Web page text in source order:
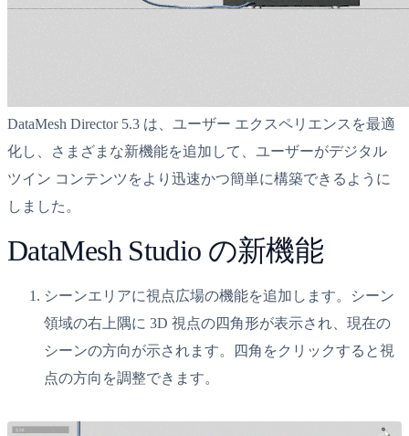
DataMesh Director 5.3 は、ユーザー エクスペリエンスを最適
化し、さまざまな新機能を追加して、ユーザーがデジタル
ツイン コンテンツをより迅速かつ簡単に構築できるように
しました。
DataMesh Studio の新機能
シーンエリアに視点広場の機能を追加します。シーン
領域の右上隅に 3D 視点の四角形が表示され、現在の
シーンの方向が示されます。四角をクリックすると視
点の方向を調整できます。